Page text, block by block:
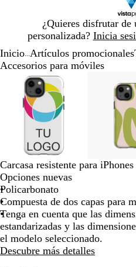
¿Quieres disfrutar de
personalizada? Inicia
1
Inicio Artículos promocionales
Accesorios para móviles
Imagen
ampliable
Acercado
hasta
mínimo
Haz
clic
para
expandir
Utiliza
las
teclas
de
más
y
menos
para
ampliar
y
alejar
y
las
flechas
para
y
y
Diapositiva
Carcasa resistente para iPhones
Opciones nuevas
Policarbonato
Compuesta de dos capas para
Tenga en cuenta que las
estandarizadas y las
el modelo seleccionado.
Descubre más detalles